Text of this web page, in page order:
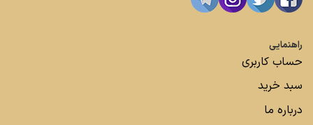
راهنمایی
حساب کاربری
سبد خرید
درباره ما